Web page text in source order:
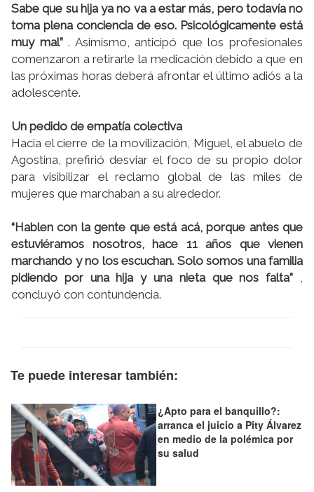
Sabe que su hija ya no va a estar más, pero todavía no
toma plena conciencia de eso. Psicológicamente está
muy mal”. Asimismo, anticipó que los profesionales
comenzaron a retirarle la medicación debido a que en
las próximas horas deberá afrontar el último adiós a la
adolescente.
Un pedido de empatía colectiva
Hacia el cierre de la movilización, Miguel, el abuelo de
Agostina, prefirió desviar el foco de su propio dolor
para visibilizar el reclamo global de las miles de
mujeres que marchaban a su alrededor.
“Hablen con la gente que está acá, porque antes que
estuviéramos nosotros, hace 11 años que vienen
marchando y no los escuchan. Solo somos una familia
pidiendo por una hija y una nieta que nos falta” ,
concluyó con contundencia.
Te puede interesar también:
¿Apto para el banquillo?:
arranca el juicio a Pity Álvarez
en medio de la polémica por
su salud